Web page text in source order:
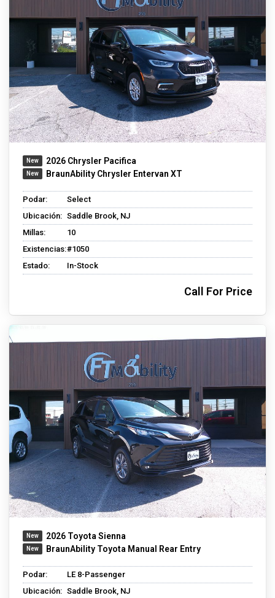
2026 Chrysler Pacifica
BraunAbility Chrysler Entervan XT
Podar:
Select
Ubicación: Saddle Brook, NJ
Millas:
10
Existencias:#1050
Estado:
In-Stock
Call For Price
2026 Toyota Sienna
BraunAbility Toyota Manual Rear Entry
Podar:
LE 8-Passenger
Ubicación: Saddle Brook, NJ